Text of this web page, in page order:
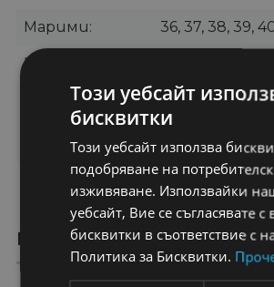
Марими 36, 37, 38, 39,
Цвят
Категории Дамски боти
ток
боти
Бранд OEM
ПРЕПОРЪЧАНИ
Този уебсайт
бисквитки
Този уебсайт използва
подобряване на
изживяване. Използвайки
уебсайт, Вие се съгласявате с
бисквитки в съответствие с
Политика за Бисквитки.